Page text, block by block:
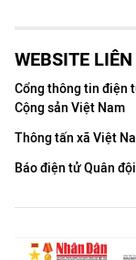
WEBSITE
Cổng thông tin điện
Cộng sản Việt Nam
Thông tấn xã Việt
Báo điện tử Quân